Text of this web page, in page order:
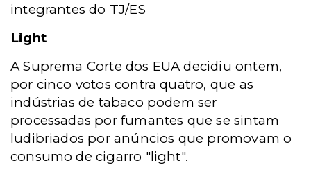
integrantes do TJ/ES
Light
A Suprema Corte dos EUA decidiu ontem,
por cinco votos contra quatro, que as
indústrias de tabaco podem ser
processadas por fumantes que se sintam
ludibriados por anúncios que promovam o
consumo de cigarro "light".